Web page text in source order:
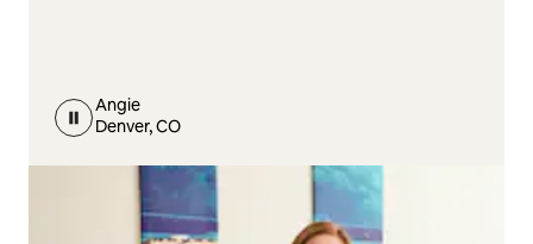
Angie
Denver, CO